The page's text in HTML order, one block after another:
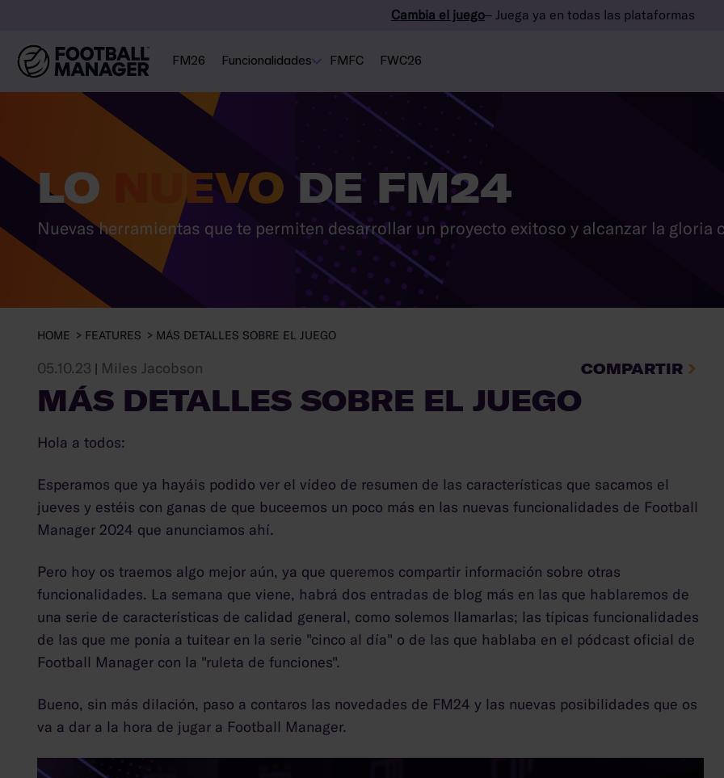
Cambia el juego– Juega ya en todas las plataformas
FM26 Funcionalidades FMFC FWC26
LO NUEVO DE FM24
Nuevas herramientas que te permiten desarrollar un proyecto exitoso y alcanzar la gloria
HOME FEATURES MÁS DETALLES SOBRE EL JUEGO
05.10.23 | Miles Jacobson COMPARTIR
MÁS DETALLES SOBRE EL JUEGO
Hola a todos:
Esperamos que ya hayáis podido ver el vídeo de resumen de las características que sacamos el
jueves y estéis con ganas de que buceemos un poco más en las nuevas funcionalidades de Football
Manager 2024 que anunciamos ahí.
Pero hoy os traemos algo mejor aún, ya que queremos compartir información sobre otras
funcionalidades. La semana que viene, habrá dos entradas de blog más en las que hablaremos de
una serie de características de calidad general, como solemos llamarlas; las típicas funcionalidades
de las que me ponía a tuitear en la serie "cinco al día" o de las que hablaba en el pódcast oficial de
Football Manager con la "ruleta de funciones".
Bueno, sin más dilación, paso a contaros las novedades de FM24 y las nuevas posibilidades que os
va a dar a la hora de jugar a Football Manager.